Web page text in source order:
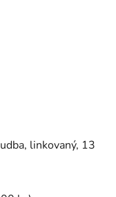
linkovaný, 13